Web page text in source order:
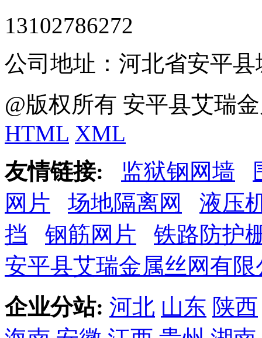
13102786272
公司地址：河北省安平
@版权所有 安平县艾瑞
HTML XML
友情链接:
监狱钢网墙
网片
场地隔离网
液压
挡
钢筋网片
铁路防护
安平县艾瑞金属丝网有限
企业分站: 河北 山东 陕西